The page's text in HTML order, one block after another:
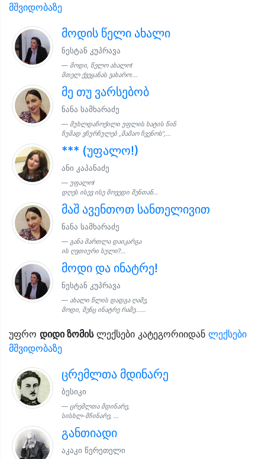
მშვიდობაზე
მოდის წელი ახალი
ნესტან კუპრავა
მოდი, წელო ახალო!
მთელ ქვეყანას ვახარო:...
მე თუ ვარსებობ
ნანა სამხარაძე
მუხლდაჩოქილი უფლის ხატის წინ
ჩუმად ვჩურჩულებ „მამაო ჩვენოს“,...
*** (უფალო!)
ანი კაპანაძე
უფალო!
დღეს ისევ ისე მოვედი შენთან...
მაშ ავენთოთ სანთელივით
ნანა სამხარაძე
განა მართლა დაიკარგა
ის ღვთიური სული?...
მოდი და ინატრე!
ნესტან კუპრავა
ახალი წლის დადგა ღამე,
მოდი, შენც ინატრე რამე......
უფრო დიდი ზომისლექსები კატეგორიიდან ლექსები
მშვიდობაზე
ცრემლთა მდინარე
ბესიკი
ცრემლთა მდინარე,
სისხლ-მჩინარე, ...
განთიადი
აკაკი წერეთელი